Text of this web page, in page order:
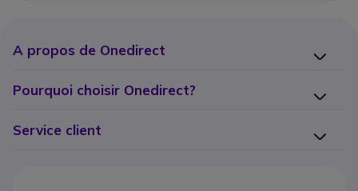
A propos de Onedirect
Pourquoi choisir Onedirect?
Service client